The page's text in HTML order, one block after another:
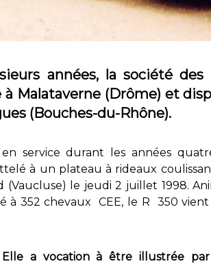
années, la société des
à Malataverne (Drôme) et
(Bouches-du-Rhône).
service durant les années
à un plateau à rideaux
(Vaucluse) le jeudi 2 juillet 1998.
à 352 chevaux CEE, le R 350
a vocation à être illustrée par